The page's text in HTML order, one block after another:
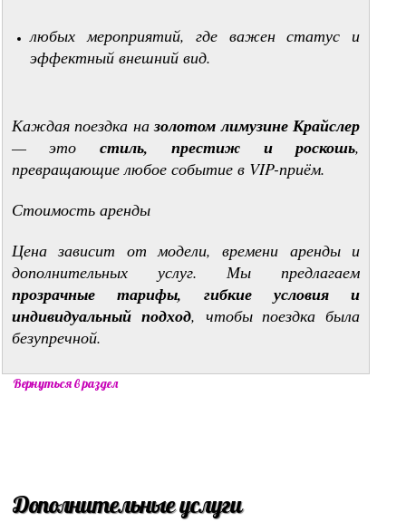
любых мероприятий, где важен статус и
эффектный внешний вид.
Каждая поездка назолотом лимузине Крайслер
— это стиль, престиж и роскошь,
превращающие любое событие в VIP-приём.
Стоимость аренды
Цена зависит от модели, времени аренды и
дополнительных услуг. Мы предлагаем
прозрачные тарифы, гибкие условия и
индивидуальный подход, чтобы поездка была
безупречной.
Вернуться в раздел
Дополнительные услуги